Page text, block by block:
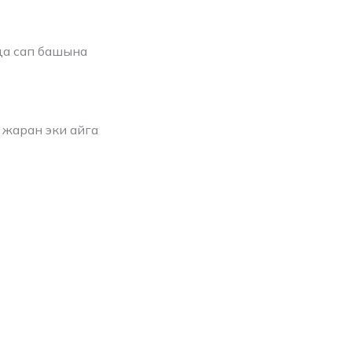
сап башына
эки айга